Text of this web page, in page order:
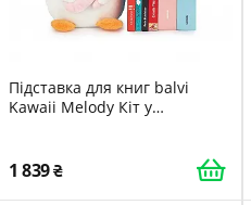
Підставка для книг balvi
Kawaii Melody Кіт у
1 839